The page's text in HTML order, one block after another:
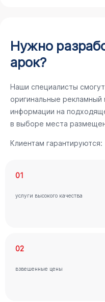
Нужно
арок?
Наши специалисты
оригинальные рекламный
информации на
в выборе места
Клиентам гарантируются:
01
услуги высокого качества
02
взвешенные цены